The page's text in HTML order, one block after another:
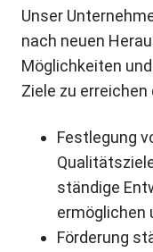
Unser
nach neuen
Möglichkeiten
Ziele zu erreichen
Festlegung
ständige
ermöglichen
Förderung